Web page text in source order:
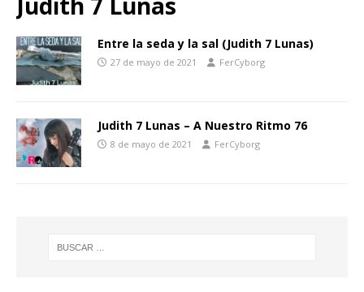
Entre la seda y la sal (Judith 7 Lunas)
27 de mayo de 2021 FerCyborg
Judith 7 Lunas – A Nuestro Ritmo 76
8 de mayo de 2021 FerCyborg